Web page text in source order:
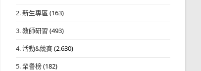
2. 新生專區 (163)
3. 教師研習 (493)
4. 活動&競賽(2,630)
5. 榮譽榜(182)